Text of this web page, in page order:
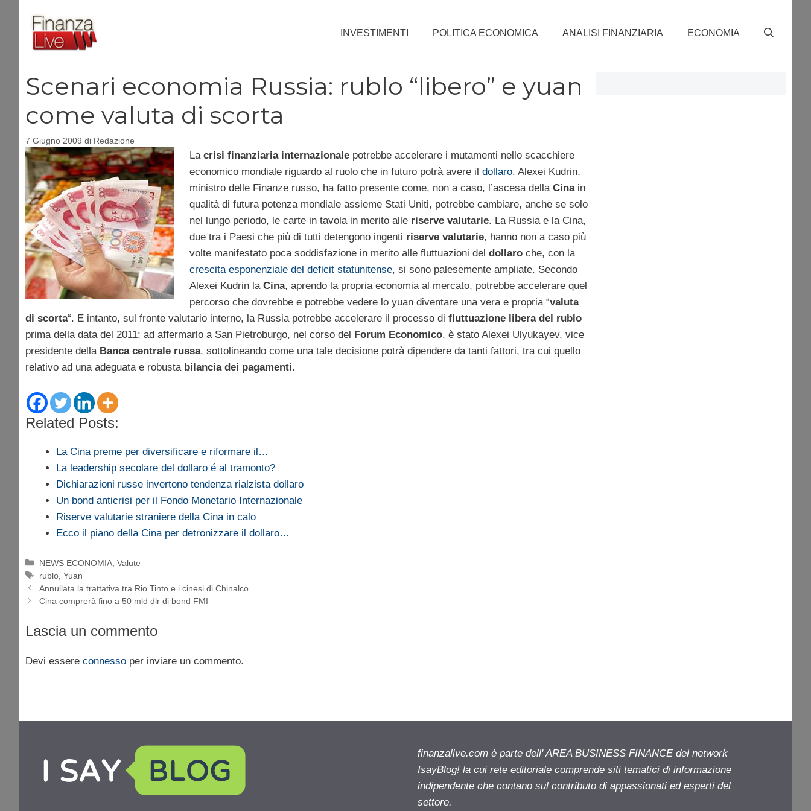
contenuto
INVESTIMENTI POLITICA ECONOMICA ANALISI FINANZIARIA ECONOMIA
Scenari economia Russia: rublo “libero” e yuan
come valuta di scorta
7 Giugno 2009 di Redazione
La crisi finanziaria internazionalepotrebbe accelerare i mutamenti nello scacchiere
economico mondiale riguardo al ruolo che in futuro potrà avere il dollaro. Alexei Kudrin,
ministro delle Finanze russo, ha fatto presente come, non a caso, l’ascesa della Cinain
qualità di futura potenza mondiale assieme Stati Uniti, potrebbe cambiare, anche se solo
nel lungo periodo, le carte in tavola in merito alle riserve valutarie. La Russia e la Cina,
due tra i Paesi che più di tutti detengono ingenti riserve valutarie, hanno non a caso più
volte manifestato poca soddisfazione in merito alle fluttuazioni del dollaroche, con la
crescita esponenziale del deficit statunitense, si sono palesemente ampliate. Secondo
Alexei Kudrin la Cina, aprendo la propria economia al mercato, potrebbe accelerare quel
percorso che dovrebbe e potrebbe vedere lo yuan diventare una vera e propria “valuta
di scorta“. E intanto, sul fronte valutario interno, la Russia potrebbe accelerare il processo di fluttuazione libera del rublo
prima della data del 2011; ad affermarlo a San Pietroburgo, nel corso del Forum Economico, è stato Alexei Ulyukayev, vice
presidente della Banca centrale russa, sottolineando come una tale decisione potrà dipendere da tanti fattori, tra cui quello
relativo ad una adeguata e robusta bilancia dei pagamenti.
Related Posts:
La Cina preme per diversificare e riformare il…
La leadership secolare del dollaro é al tramonto?
Dichiarazioni russe invertono tendenza rialzista dollaro
Un bond anticrisi per il Fondo Monetario Internazionale
Riserve valutarie straniere della Cina in calo
Ecco il piano della Cina per detronizzare il dollaro…
Categorie
NEWS ECONOMIA ,Valute
Tag
rublo ,Yuan
Annullata la trattativa tra Rio Tinto e i cinesi di Chinalco
Cina comprerà fino a 50 mld dlr di bond FMI
Lascia un commento
Devi essere connesso per inviare un commento.
finanzalive.com è parte dell' AREA BUSINESS FINANCE del network
IsayBlog! la cui rete editoriale comprende siti tematici di informazione
indipendente che contano sul contributo di appassionati ed esperti del
settore.